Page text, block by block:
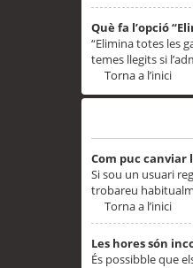
Què fa l’opció
“Elimina totes les
temes llegits si
Torna a l’inici
Com puc canviar
Si sou un usuari
trobareu
Torna a l’inici
Les hores són
És possibble que